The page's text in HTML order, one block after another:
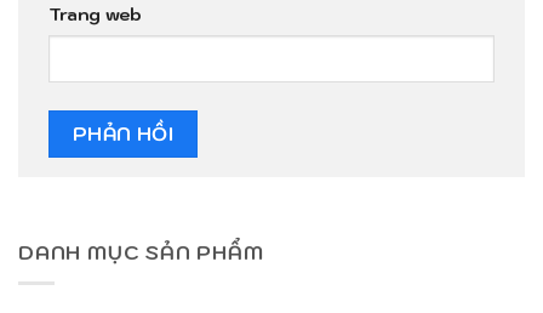
Trang web
DANH MỤC SẢN PHẨM